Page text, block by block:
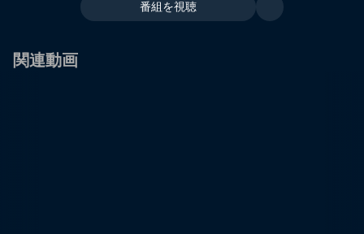
番組を視聴
関連動画